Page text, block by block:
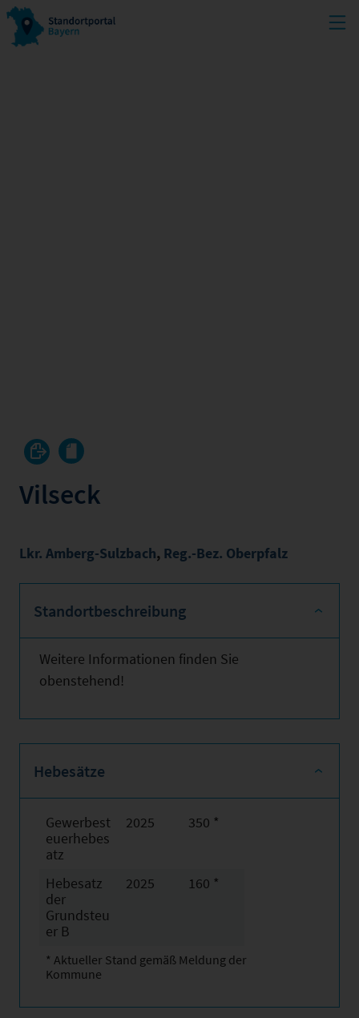
Vilseck
Lkr. Amberg-Sulzbach, Reg.-Bez. Oberpfalz
Standortbeschreibung
Weitere Informationen finden Sie
obenstehend!
Hebesätze
Gewerbest
euerhebes
atz
2025 350 *
Hebesatz
der
Grundsteu
er B
2025 160 *
* Aktueller Stand gemäß Meldung der
Kommune